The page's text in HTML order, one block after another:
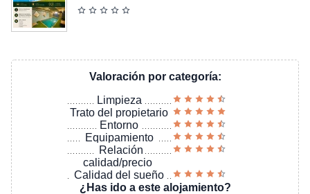
Valoración por categoría:
Limpieza
Trato del propietario
Entorno
Equipamiento
Relación
calidad/precio
Calidad del sueño
¿Has ido a este alojamiento?